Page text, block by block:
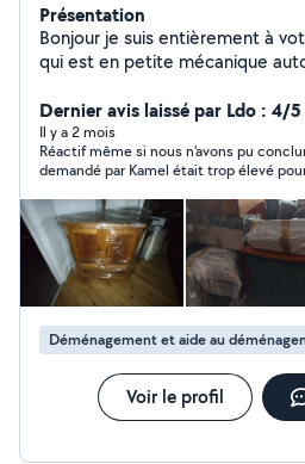
Présentation
Bonjour je suis entièrement à
qui est en petite mécanique
intérieur de votre habitation, je
en déménagement .
Dernier avis laissé par Ldo : 4/5
Il y a 2 mois
Réactif même si nous n'avons pu
demandé par Kamel était trop élevé
Déménagement et aide au
Voir le profil